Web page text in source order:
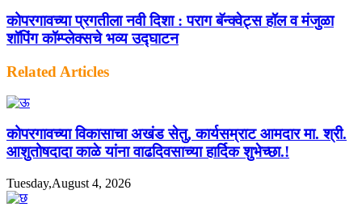
कोपरगावच्या प्रगतीला नवी दिशा : पराग बॅन्क्वेट्स हॉल व मंजुळा
शॉपिंग कॉम्प्लेक्सचे भव्य उद्घाटन
Related Articles
कोपरगावच्या विकासाचा अखंड सेतु, कार्यसम्राट आमदार मा. श्री.
आशुतोषदादा काळे यांना वाढदिवसाच्या हार्दिक शुभेच्छा.!
Tuesday,August 4, 2026